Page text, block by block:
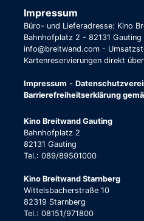
Impressum
Büro- und Lieferadresse: Kino
Bahnhofplatz 2 - 82131
info@breitwand.com -
Kartenreservierungen direkt
Impressum -
Barrierefreiheitserklärung
Kino Breitwand Gauting
Bahnhofplatz 2
82131 Gauting
Tel.: 089/89501000
Kino Breitwand Starnberg
Wittelsbacherstraße 10
82319 Starnberg
Tel.: 08151/971800